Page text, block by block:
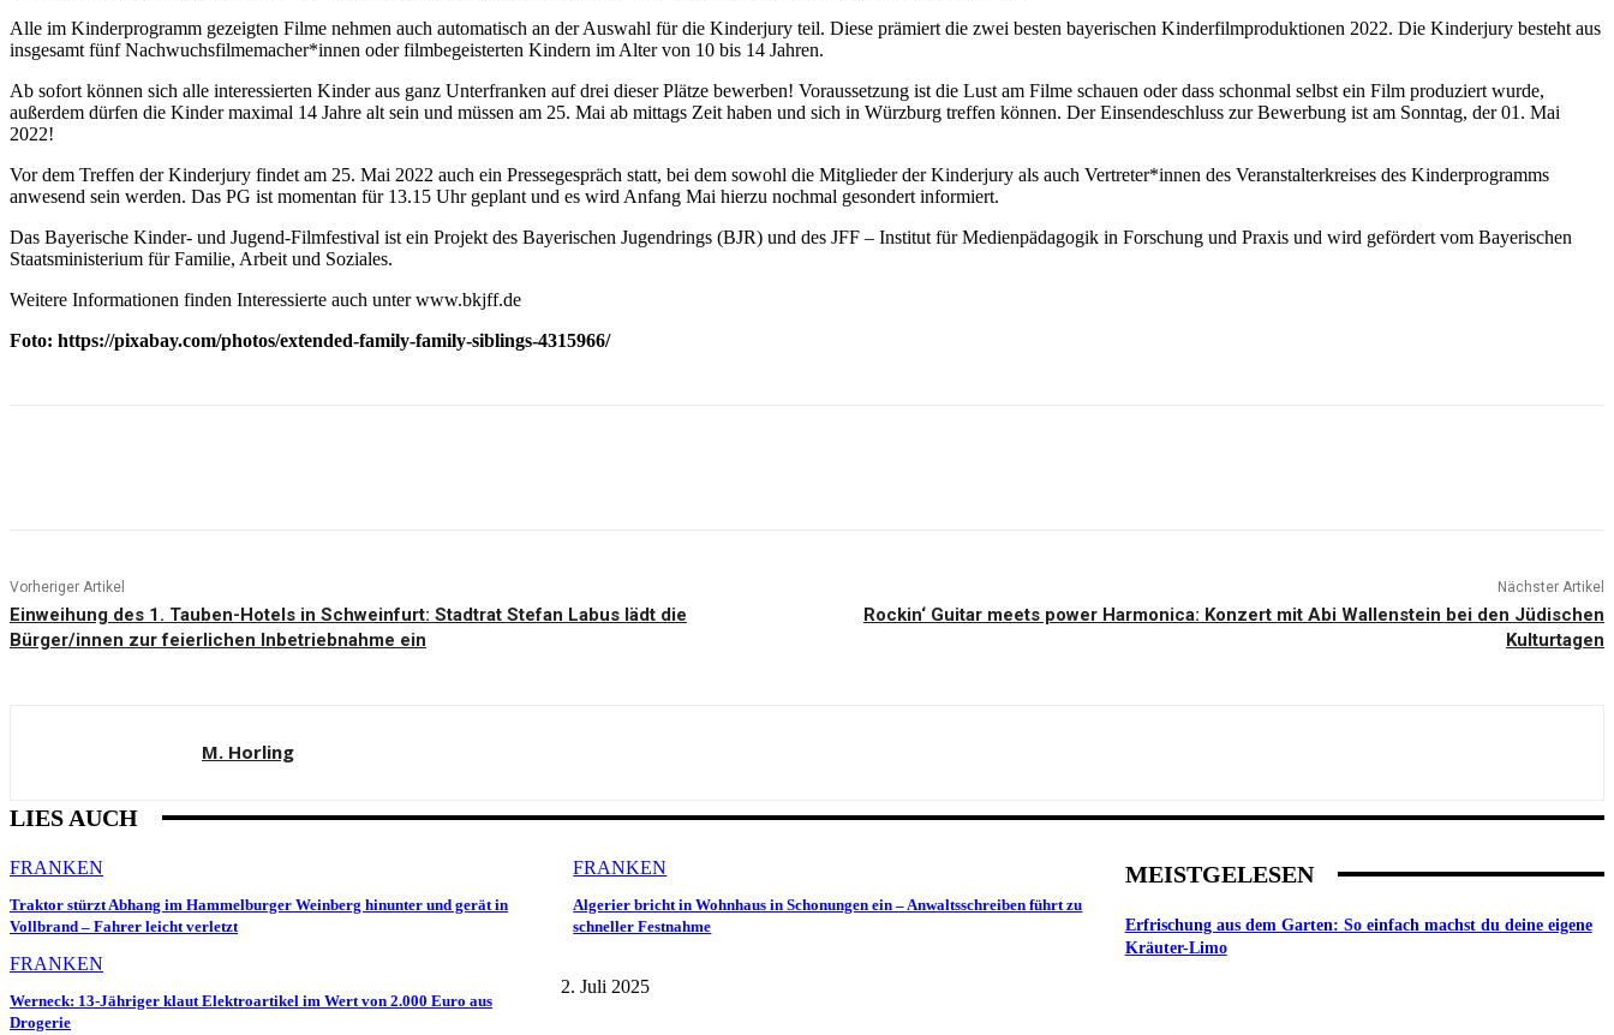
Alle im Kinderprogramm gezeigten Filme nehmen auch automatisch an der Auswahl für die Kinderjury teil. Diese prämiert die zwei besten bayerischen Kinderfilmproduktionen 2022. Die Kinderjury besteht aus
insgesamt fünf Nachwuchsfilmemacher*innen oder filmbegeisterten Kindern im Alter von 10 bis 14 Jahren.
Ab sofort können sich alle interessierten Kinder aus ganz Unterfranken auf drei dieser Plätze bewerben! Voraussetzung ist die Lust am Filme schauen oder dass schonmal selbst ein Film produziert wurde,
außerdem dürfen die Kinder maximal 14 Jahre alt sein und müssen am 25. Mai ab mittags Zeit haben und sich in Würzburg treffen können. Der Einsendeschluss zur Bewerbung ist am Sonntag, der 01. Mai
2022!
Vor dem Treffen der Kinderjury findet am 25. Mai 2022 auch ein Pressegespräch statt, bei dem sowohl die Mitglieder der Kinderjury als auch Vertreter*innen des Veranstalterkreises des Kinderprogramms
anwesend sein werden. Das PG ist momentan für 13.15 Uhr geplant und es wird Anfang Mai hierzu nochmal gesondert informiert.
Das Bayerische Kinder- und Jugend-Filmfestival ist ein Projekt des Bayerischen Jugendrings (BJR) und des JFF – Institut für Medienpädagogik in Forschung und Praxis und wird gefördert vom Bayerischen
Staatsministerium für Familie, Arbeit und Soziales.
Weitere Informationen finden Interessierte auch unter www.bkjff.de
Foto: https://pixabay.com/photos/extended-family-family-siblings-4315966/
Vorheriger Artikel
Einweihung des 1. Tauben-Hotels in Schweinfurt: Stadtrat Stefan Labus lädt die
Bürger/innen zur feierlichen Inbetriebnahme ein
Nächster Artikel
Rockin‘ Guitar meets power Harmonica: Konzert mit Abi Wallenstein bei den Jüdischen
Kulturtagen
M. Horling
LIES AUCH
FRANKEN
Traktor stürzt Abhang im Hammelburger Weinberg hinunter und gerät in
Vollbrand – Fahrer leicht verletzt
FRANKEN
Algerier bricht in Wohnhaus in Schonungen ein – Anwaltsschreiben führt zu
schneller Festnahme
FRANKEN
Werneck: 13-Jähriger klaut Elektroartikel im Wert von 2.000 Euro aus
Drogerie
MEISTGELESEN
Erfrischung aus dem Garten: So einfach machst du deine eigene
Kräuter-Limo
2. Juli 2025